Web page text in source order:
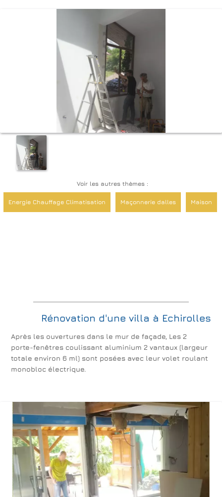
Voir les autres thèmes :
Maison
Maçonnerie dalles
Energie Chauffage Climatisation
Rénovation d'une villa à Echirolles
Après les ouvertures dans le mur de façade, Les 2
porte-fenêtres coulissant aluminium 2 vantaux (largeur
totale environ 6 ml) sont posées avec leur volet roulant
monobloc électrique.